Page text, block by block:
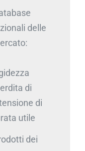
delle
di
di
utile
dei